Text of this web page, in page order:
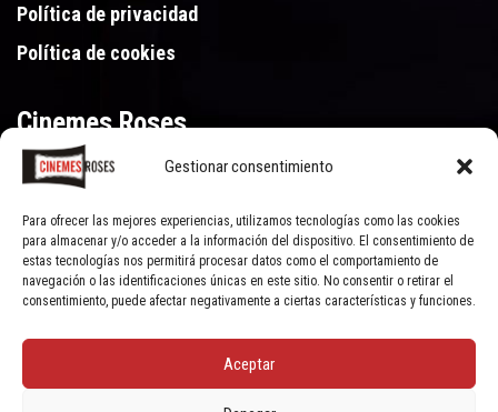
Gestionar consentimiento
Para ofrecer las mejores experiencias, utilizamos tecnologías como las cookies
para almacenar y/o acceder a la información del dispositivo. El consentimiento de
estas tecnologías nos permitirá procesar datos como el comportamiento de
navegación o las identificaciones únicas en este sitio. No consentir o retirar el
consentimiento, puede afectar negativamente a ciertas características y funciones.
Aceptar
Política de privacidad
Política de cookies
Cinemes Roses
Gran Via de Pau Casals 250, 17480 Roses (Girona)
972 15 46 46
© Cinemes Roses - 2022, all rights reserved | Powered by